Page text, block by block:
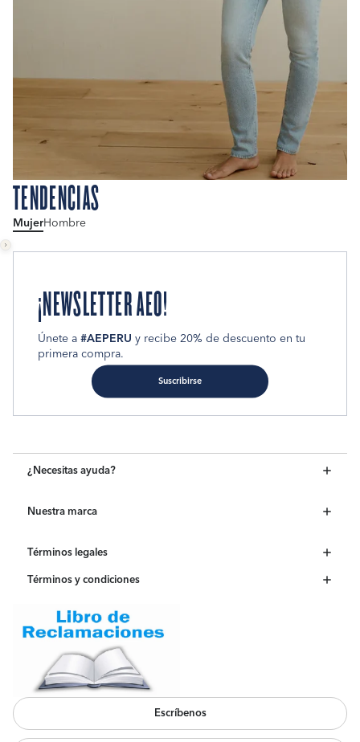
TENDENCIAS
MujerHombre
¡NEWSLETTER AEO!
Únete a #AEPERU y recibe 20% de descuento en tu
primera compra.
Suscribirse
¿Necesitas ayuda?
Nuestra marca
Términos legales
Términos y condiciones
Escríbenos